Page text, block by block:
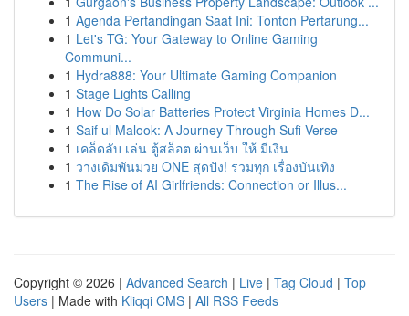
1 Agenda Pertandingan Saat Ini: Tonton Pertarung...
1 Let's TG: Your Gateway to Online Gaming
Communi...
1 Hydra888: Your Ultimate Gaming Companion
1 Stage Lights Calling
1 How Do Solar Batteries Protect Virginia Homes D...
1 Saif ul Malook: A Journey Through Sufi Verse
1 เคล็ดลับ เล่น ตู้สล็อต ผ่านเว็บ ให้ มีเงิน
1 วางเดิมพันมวย ONE สุดปัง! รวมทุก เรื่องบันเทิง
1 The Rise of AI Girlfriends: Connection or Illus...
Copyright © 2026 | Advanced Search | Live | Tag Cloud | Top
Users | Made with Kliqqi CMS | All RSS Feeds